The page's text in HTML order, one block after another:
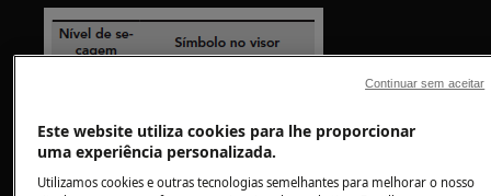
Este website utiliza cookies para lhe proporcionar
uma experiência personalizada.
Utilizamos cookies e outras tecnologias semelhantes para melhorar o nosso
Continuar sem aceitar